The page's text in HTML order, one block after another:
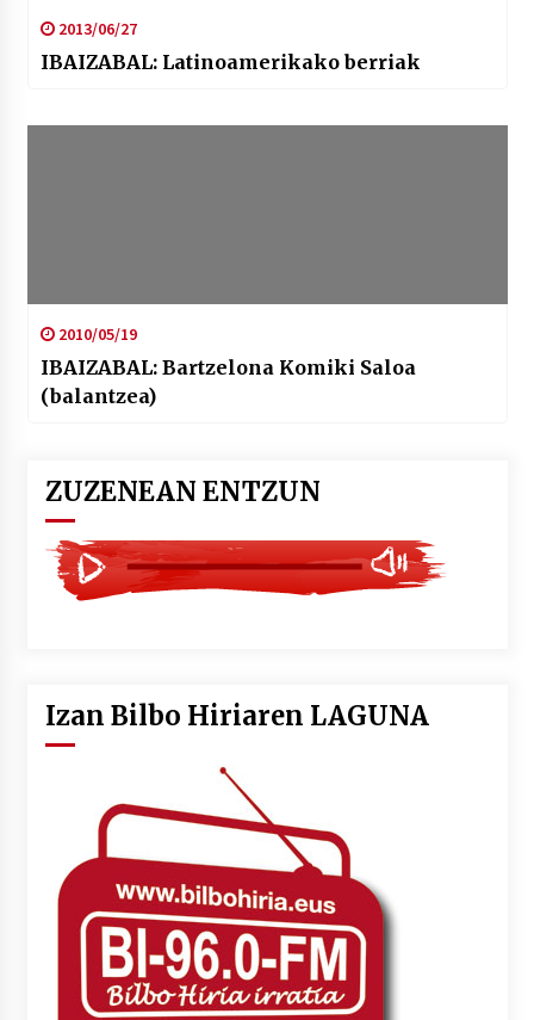
2013/06/27
IBAIZABAL: Latinoamerikako berriak
2010/05/19
IBAIZABAL: Bartzelona Komiki Saloa
(balantzea)
ZUZENEAN ENTZUN
Izan Bilbo Hiriaren LAGUNA